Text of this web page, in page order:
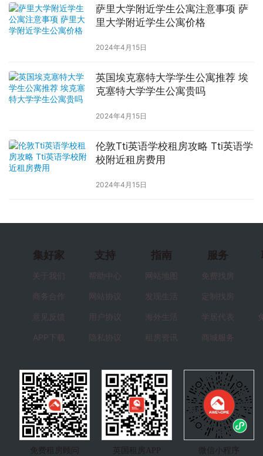
萨里大学附近学生公寓注意事项 萨
里大学附近学生公寓价格
2024年4月15日
英国埃克塞特大学学生公寓推荐 埃
克塞特大学学生公寓贵吗
2024年4月15日
伦敦Tti英语学校租房攻略 Tti英语学
校附近租房费用
2024年4月15日
集好家
关于我们
商务合作
意见反馈
APP下载
支持
帮助中心
网站协议
用户协议
隐私协议
指南
网站地图
发现生活
海外生活
租房资讯
服务
免费找房
定制找房
学居代表
商城服务
免费租房顾问 英国租房APP 微信小程序